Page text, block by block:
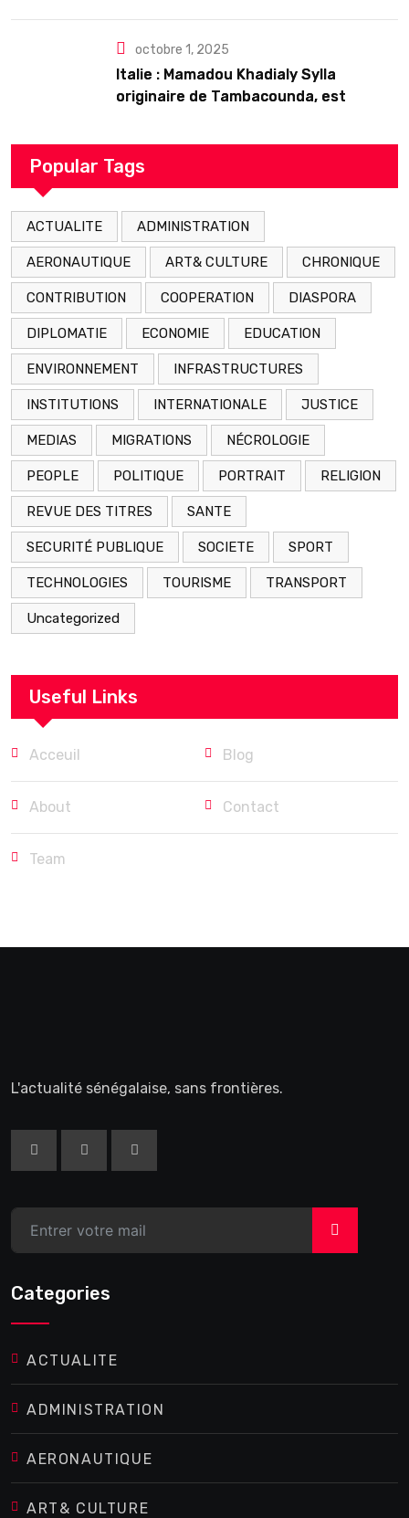
octobre 1, 2025
Italie : Mamadou Khadialy Sylla
originaire de Tambacounda, est
arrestation
Popular Tags
ACTUALITE ADMINISTRATION
AERONAUTIQUE ART& CULTURE CHRONIQUE
CONTRIBUTION COOPERATION DIASPORA
DIPLOMATIE ECONOMIE EDUCATION
ENVIRONNEMENT INFRASTRUCTURES
INSTITUTIONS INTERNATIONALE JUSTICE
MEDIAS MIGRATIONS NÉCROLOGIE
PEOPLE POLITIQUE PORTRAIT RELIGION
REVUE DES TITRES SANTE
SECURITÉ PUBLIQUE SOCIETE SPORT
TECHNOLOGIES TOURISME TRANSPORT
Uncategorized
Useful Links
Acceuil Blog
About Contact
Team
L'actualité sénégalaise, sans frontières.
>
Categories
ACTUALITE
ADMINISTRATION
AERONAUTIQUE
ART& CULTURE